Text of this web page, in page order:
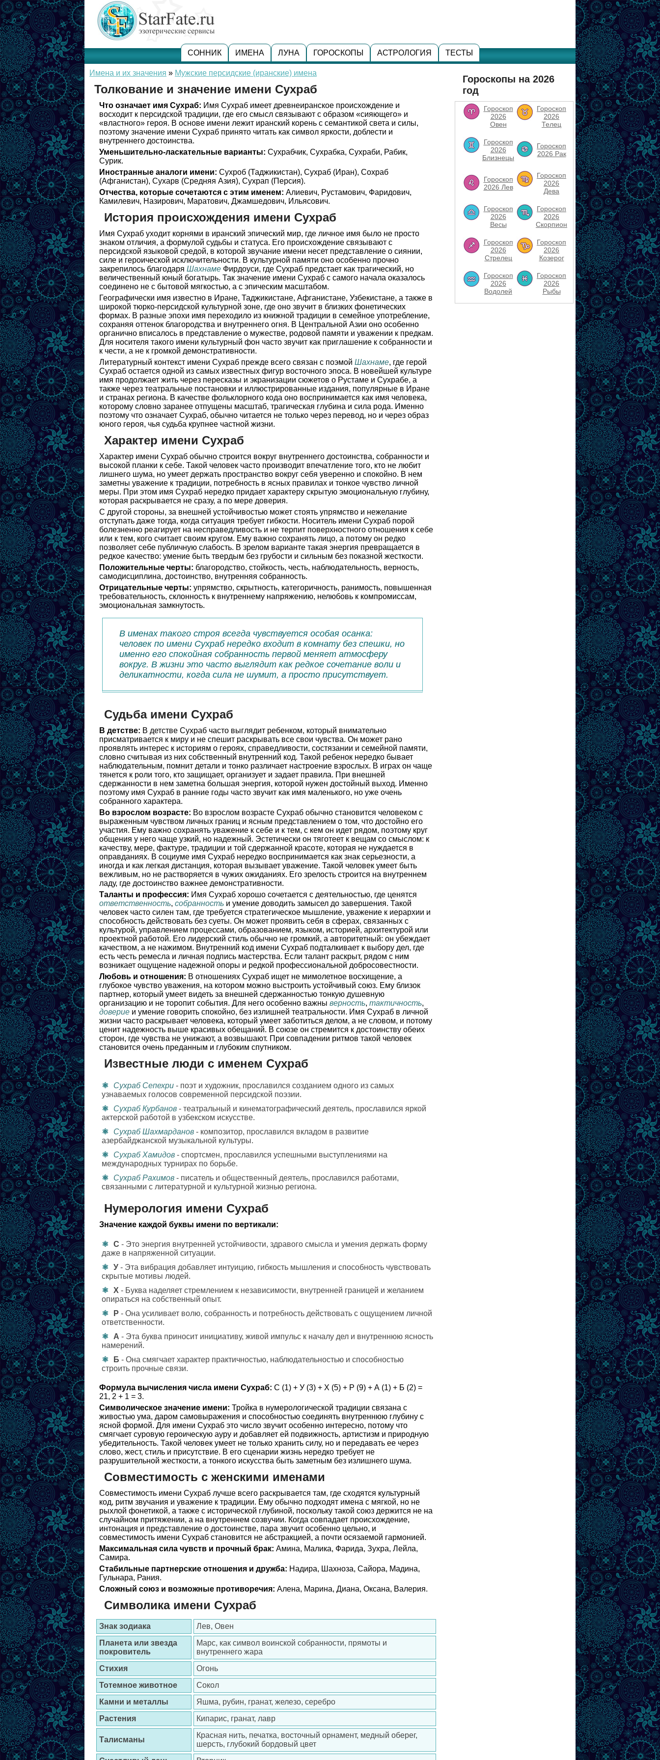
СОННИК ИМЕНА ЛУНА ГОРОСКОПЫ АСТРОЛОГИЯ ТЕСТЫ
Имена и их значения » Мужские персидские (иранские) имена
Толкование и значение имени Сухраб
Что означает имя Сухраб: Имя Сухраб имеет древнеиранское происхождение и
восходит к персидской традиции, где его смысл связывают с образом «сияющего» и
«властного» героя. В основе имени лежит иранский корень с семантикой света и силы,
поэтому значение имени Сухраб принято читать как символ яркости, доблести и
внутреннего достоинства.
Уменьшительно-ласкательные варианты: Сухрабчик, Сухрабка, Сухраби, Рабик,
Сурик.
Иностранные аналоги имени: Сухроб (Таджикистан), Сухраб (Иран), Сохраб
(Афганистан), Сухарв (Средняя Азия), Сухрап (Персия).
Отчества, которые сочетаются с этим именем: Алиевич, Рустамович, Фаридович,
Камилевич, Назирович, Маратович, Джамшедович, Ильясович.
История происхождения имени Сухраб
Имя Сухраб уходит корнями в иранский эпический мир, где личное имя было не просто
знаком отличия, а формулой судьбы и статуса. Его происхождение связывают с
персидской языковой средой, в которой звучание имени несет представление о сиянии,
силе и героической исключительности. В культурной памяти оно особенно прочно
закрепилось благодаря Шахнаме Фирдоуси, где Сухраб предстает как трагический, но
величественный юный богатырь. Так значение имени Сухраб с самого начала оказалось
соединено не с бытовой мягкостью, а с эпическим масштабом.
Географически имя известно в Иране, Таджикистане, Афганистане, Узбекистане, а также в
широкой тюрко-персидской культурной зоне, где оно звучит в близких фонетических
формах. В разные эпохи имя переходило из книжной традиции в семейное употребление,
сохраняя оттенок благородства и внутреннего огня. В Центральной Азии оно особенно
органично вписалось в представление о мужестве, родовой памяти и уважении к предкам.
Для носителя такого имени культурный фон часто звучит как приглашение к собранности и
к чести, а не к громкой демонстративности.
Литературный контекст имени Сухраб прежде всего связан с поэмой Шахнаме, где герой
Сухраб остается одной из самых известных фигур восточного эпоса. В новейшей культуре
имя продолжает жить через пересказы и экранизации сюжетов о Рустаме и Сухрабе, а
также через театральные постановки и иллюстрированные издания, популярные в Иране
и странах региона. В качестве фольклорного кода оно воспринимается как имя человека,
которому словно заранее отпущены масштаб, трагическая глубина и сила рода. Именно
поэтому что означает Сухраб, обычно читается не только через перевод, но и через образ
юного героя, чья судьба крупнее частной жизни.
Характер имени Сухраб
Характер имени Сухраб обычно строится вокруг внутреннего достоинства, собранности и
высокой планки к себе. Такой человек часто производит впечатление того, кто не любит
лишнего шума, но умеет держать пространство вокруг себя уверенно и спокойно. В нем
заметны уважение к традиции, потребность в ясных правилах и тонкое чувство личной
меры. При этом имя Сухраб нередко придает характеру скрытую эмоциональную глубину,
которая раскрывается не сразу, а по мере доверия.
С другой стороны, за внешней устойчивостью может стоять упрямство и нежелание
отступать даже тогда, когда ситуация требует гибкости. Носитель имени Сухраб порой
болезненно реагирует на несправедливость и не терпит поверхностного отношения к себе
или к тем, кого считает своим кругом. Ему важно сохранять лицо, а потому он редко
позволяет себе публичную слабость. В зрелом варианте такая энергия превращается в
редкое качество: умение быть твердым без грубости и сильным без показной жесткости.
Положительные черты: благородство, стойкость, честь, наблюдательность, верность,
самодисциплина, достоинство, внутренняя собранность.
Отрицательные черты: упрямство, скрытность, категоричность, ранимость, повышенная
требовательность, склонность к внутреннему напряжению, нелюбовь к компромиссам,
эмоциональная замкнутость.
В именах такого строя всегда чувствуется особая осанка:
человек по имени Сухраб нередко входит в комнату без спешки, но
именно его спокойная собранность первой меняет атмосферу
вокруг. В жизни это часто выглядит как редкое сочетание воли и
деликатности, когда сила не шумит, а просто присутствует.
Судьба имени Сухраб
В детстве: В детстве Сухраб часто выглядит ребенком, который внимательно
присматривается к миру и не спешит раскрывать все свои чувства. Он может рано
проявлять интерес к историям о героях, справедливости, состязании и семейной памяти,
словно считывая из них собственный внутренний код. Такой ребенок нередко бывает
наблюдательным, помнит детали и тонко различает настроение взрослых. В играх он чаще
тянется к роли того, кто защищает, организует и задает правила. При внешней
сдержанности в нем заметна большая энергия, которой нужен достойный выход. Именно
поэтому имя Сухраб в ранние годы часто звучит как имя маленького, но уже очень
собранного характера.
Во взрослом возрасте: Во взрослом возрасте Сухраб обычно становится человеком с
выраженным чувством личных границ и ясным представлением о том, что достойно его
участия. Ему важно сохранять уважение к себе и к тем, с кем он идет рядом, поэтому круг
общения у него чаще узкий, но надежный. Эстетически он тяготеет к вещам со смыслом: к
качеству, мере, фактуре, традиции и той сдержанной красоте, которая не нуждается в
оправданиях. В социуме имя Сухраб нередко воспринимается как знак серьезности, а
иногда и как легкая дистанция, которая вызывает уважение. Такой человек умеет быть
вежливым, но не растворяется в чужих ожиданиях. Его зрелость строится на внутреннем
ладу, где достоинство важнее демонстративности.
Таланты и профессия: Имя Сухраб хорошо сочетается с деятельностью, где ценятся
ответственность, собранность и умение доводить замысел до завершения. Такой
человек часто силен там, где требуется стратегическое мышление, уважение к иерархии и
способность действовать без суеты. Он может проявить себя в сферах, связанных с
культурой, управлением процессами, образованием, языком, историей, архитектурой или
проектной работой. Его лидерский стиль обычно не громкий, а авторитетный: он убеждает
качеством, а не нажимом. Внутренний код имени Сухраб подталкивает к выбору дел, где
есть честь ремесла и личная подпись мастерства. Если талант раскрыт, рядом с ним
возникает ощущение надежной опоры и редкой профессиональной добросовестности.
Любовь и отношения: В отношениях Сухраб ищет не мимолетное восхищение, а
глубокое чувство уважения, на котором можно выстроить устойчивый союз. Ему близок
партнер, который умеет видеть за внешней сдержанностью тонкую душевную
организацию и не торопит события. Для него особенно важны верность, тактичность,
доверие и умение говорить спокойно, без излишней театральности. Имя Сухраб в личной
жизни часто раскрывает человека, который умеет заботиться делом, а не словом, и потому
ценит надежность выше красивых обещаний. В союзе он стремится к достоинству обеих
сторон, где чувства не унижают, а возвышают. При совпадении ритмов такой человек
становится очень преданным и глубоким спутником.
Известные люди с именем Сухраб
Сухраб Сепехри - поэт и художник, прославился созданием одного из самых
узнаваемых голосов современной персидской поэзии.
Сухраб Курбанов - театральный и кинематографический деятель, прославился яркой
актерской работой в узбекском искусстве.
Сухраб Шахмарданов - композитор, прославился вкладом в развитие
азербайджанской музыкальной культуры.
Сухраб Хамидов - спортсмен, прославился успешными выступлениями на
международных турнирах по борьбе.
Сухраб Рахимов - писатель и общественный деятель, прославился работами,
связанными с литературной и культурной жизнью региона.
Нумерология имени Сухраб
Значение каждой буквы имени по вертикали:
С - Это энергия внутренней устойчивости, здравого смысла и умения держать форму
даже в напряженной ситуации.
У - Эта вибрация добавляет интуицию, гибкость мышления и способность чувствовать
скрытые мотивы людей.
Х - Буква наделяет стремлением к независимости, внутренней границей и желанием
опираться на собственный опыт.
Р - Она усиливает волю, собранность и потребность действовать с ощущением личной
ответственности.
А - Эта буква приносит инициативу, живой импульс к началу дел и внутреннюю ясность
намерений.
Б - Она смягчает характер практичностью, наблюдательностью и способностью
строить прочные связи.
Формула вычисления числа имени Сухраб: С (1) + У (3) + Х (5) + Р (9) + А (1) + Б (2) =
21, 2 + 1 = 3.
Символическое значение имени: Тройка в нумерологической традиции связана с
живостью ума, даром самовыражения и способностью соединять внутреннюю глубину с
ясной формой. Для имени Сухраб это число звучит особенно интересно, потому что
смягчает суровую героическую ауру и добавляет ей подвижность, артистизм и природную
убедительность. Такой человек умеет не только хранить силу, но и передавать ее через
слово, жест, стиль и присутствие. В его сценарии жизнь нередко требует не
разрушительной жесткости, а тонкого искусства быть заметным без излишнего шума.
Совместимость с женскими именами
Совместимость имени Сухраб лучше всего раскрывается там, где сходятся культурный
код, ритм звучания и уважение к традиции. Ему обычно подходят имена с мягкой, но не
рыхлой фонетикой, а также с исторической глубиной, поскольку такой союз держится не на
случайном притяжении, а на внутреннем созвучии. Когда совпадает происхождение,
интонация и представление о достоинстве, пара звучит особенно цельно, и
совместимость имени Сухраб становится не абстракцией, а почти осязаемой гармонией.
Максимальная сила чувств и прочный брак: Амина, Малика, Фарида, Зухра, Лейла,
Самира.
Стабильные партнерские отношения и дружба: Надира, Шахноза, Сайора, Мадина,
Гульнара, Рания.
Сложный союз и возможные противоречия: Алена, Марина, Диана, Оксана, Валерия.
Символика имени Сухраб
Знак зодиака
Лев, Овен
Планета или звезда
покровитель
Марс, как символ воинской собранности, прямоты и
внутреннего жара
Стихия
Огонь
Тотемное животное
Сокол
Камни и металлы
Яшма, рубин, гранат, железо, серебро
Растения
Кипарис, гранат, лавр
Талисманы
Красная нить, печатка, восточный орнамент, медный оберег,
шерсть, глубокий бордовый цвет
Гороскопы на 2026
год
Гороскоп
2026
Овен
Гороскоп
2026
Телец
Гороскоп
2026
Близнецы
Гороскоп
2026 Рак
Гороскоп
2026 Лев
Гороскоп
2026
Дева
Гороскоп
2026
Весы
Гороскоп
2026
Скорпион
Гороскоп
2026
Стрелец
Гороскоп
2026
Козерог
Гороскоп
2026
Водолей
Гороскоп
2026
Рыбы